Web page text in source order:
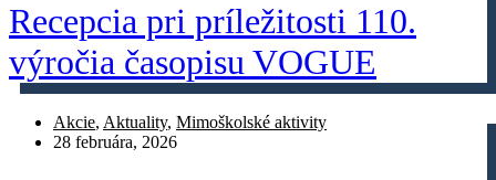
Recepcia pri príležitosti 110.
výročia časopisu VOGUE
Akcie, Aktuality, Mimoškolské aktivity
28 februára, 2026